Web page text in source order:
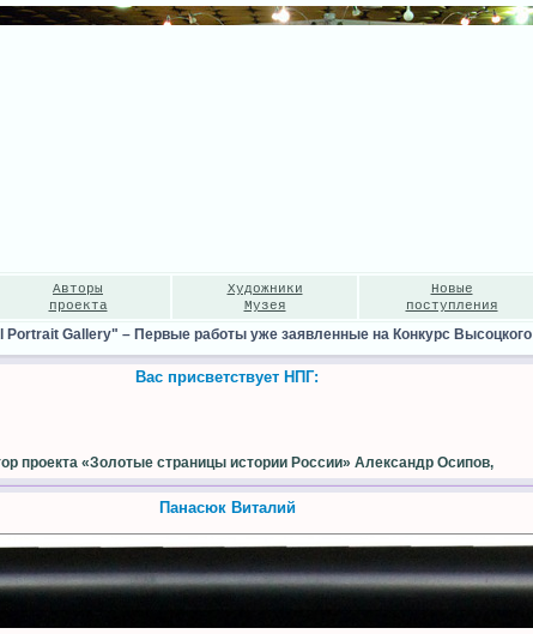
Авторы
проекта
Художники
Музея
Новые
поступления
Portrait Gallery" – Первые работы уже заявленные на Конкурс Высоцкого
Вас присветствует НПГ:
проекта «Золотые страницы истории России» Александр Осипов,
Панасюк Виталий